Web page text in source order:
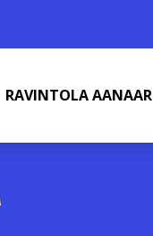
RAVINTOLA AANAAR